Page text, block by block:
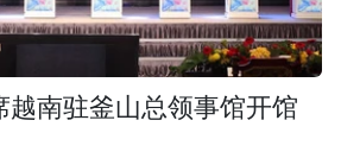
南驻釜山总领事馆开馆